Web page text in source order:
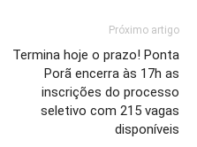
Próximo artigo
Termina hoje o prazo! Ponta
Porã encerra às 17h as
inscrições do processo
seletivo com 215 vagas
disponíveis